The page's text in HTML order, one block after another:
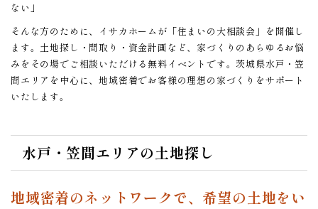
ない」
そんな方のために、イサカホームが「住まいの大相談会」を開催し
ます。土地探し・間取り・資金計画など、家づくりのあらゆるお悩
みをその場でご相談いただける無料イベントです。茨城県水戸・笠
間エリアを中心に、地域密着でお客様の理想の家づくりをサポート
いたします。
水戸・笠間エリアの土地探し
地域密着のネットワークで、希望の土地をい